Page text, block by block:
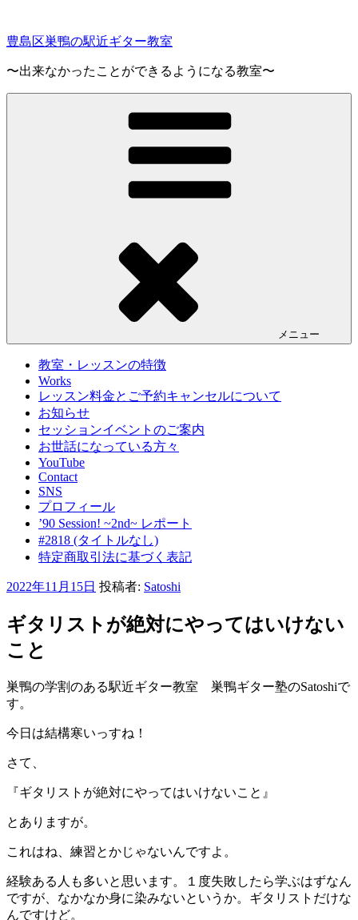
テ
へ
豊島区巣鴨の駅近ギター教室
〜出来なかったことができるようになる教室〜
メニュー
教室・レッスンの特徴
Works
レッスン料金とご予約キャンセルについて
お知らせ
セッションイベントのご案内
お世話になっている方々
YouTube
Contact
SNS
プロフィール
’90 Session! ~2nd~ レポート
#2818 (タイトルなし)
特定商取引法に基づく表記
投
日:
2022年11月15日 投稿者: Satoshi
ギタリストが絶対にやってはいけない
こと
巣鴨の学割のある駅近ギター教室 巣鴨ギター塾のSatoshiで
す。
今日は結構寒いっすね！
さて、
『ギタリストが絶対にやってはいけないこと』
とありますが。
これはね、練習とかじゃないんですよ。
経験ある人も多いと思います。１度失敗したら学ぶはずなん
ですが、なかなか身に染みないというか。ギタリストだけな
んですけど。